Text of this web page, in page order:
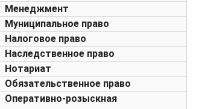
Менеджмент
Муниципальное право
Налоговое право
Наследственное право
Нотариат
Обязательственное право
Оперативно-розыскная